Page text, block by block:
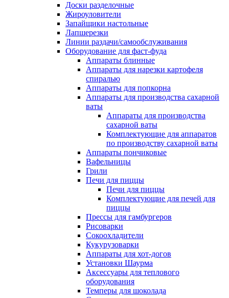
Доски разделочные
Жироуловители
Запайщики настольные
Лапшерезки
Линии раздачи/самообслуживания
Оборудование для фаст-фуда
Аппараты блинные
Аппараты для нарезки картофеля
спиралью
Аппараты для попкорна
Аппараты для производства сахарной
ваты
Аппараты для производства
сахарной ваты
Комплектующие для аппаратов
по производству сахарной ваты
Аппараты пончиковые
Вафельницы
Грили
Печи для пиццы
Печи для пиццы
Комплектующие для печей для
пиццы
Прессы для гамбургеров
Рисоварки
Сокоохладители
Кукурузоварки
Аппараты для хот-догов
Установки Шаурма
Аксессуары для теплового
оборудования
Темперы для шоколада